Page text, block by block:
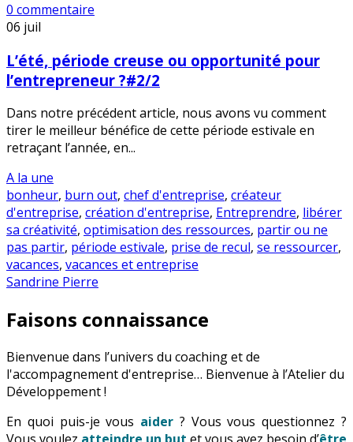
0 commentaire
06 juil
L’été, période creuse ou opportunité pour
l’entrepreneur ?#2/2
Dans notre précédent article, nous avons vu comment
tirer le meilleur bénéfice de cette période estivale en
retraçant l’année, en...
A la une
bonheur, burn out, chef d'entreprise, créateur
d'entreprise, création d'entreprise, Entreprendre, libérer
sa créativité, optimisation des ressources, partir ou ne
pas partir, période estivale, prise de recul, se ressourcer,
vacances, vacances et entreprise
Sandrine Pierre
Faisons connaissance
Bienvenue dans l’univers du coaching et de
l'accompagnement d'entreprise… Bienvenue à l’Atelier du
Développement !
En quoi puis-je vous aider ? Vous vous questionnez ?